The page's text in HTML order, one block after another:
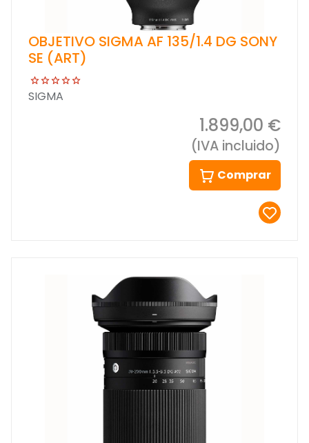
OBJETIVO SIGMA AF 135/1.4 DG SONY
SE (ART)
SIGMA
1.899,00 €
(IVA incluido)
Comprar